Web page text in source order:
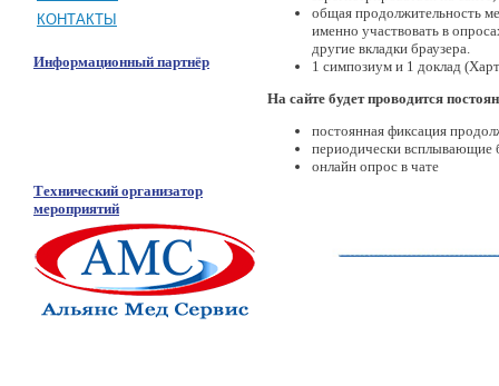
КОНТАКТЫ
Информационный партнёр
Технический организатор
мероприятий
общая продолжительность
именно участвовать в
другие вкладки браузера.
1 симпозиум и 1 доклад
На сайте будет проводится
постоянная фиксация
периодически всплывающие
онлайн опрос в чате